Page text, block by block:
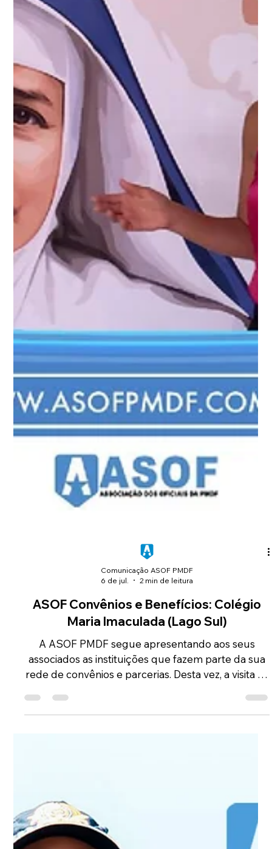
Comunicação ASOF PMDF
6 de jul.
2 min de leitura
ASOF Convênios e Benefícios: Colégio
Maria Imaculada (Lago Sul)
Rede Concepcionista de Ensino e oferece uma
proposta educacional voltada à formação integral